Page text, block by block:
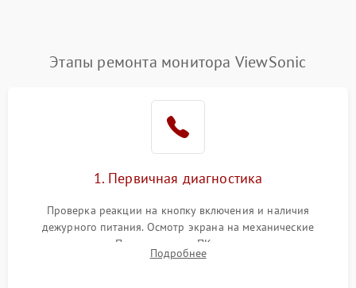
Этапы ремонта монитора ViewSonic
1. Первичная диагностика
Проверка реакции на кнопку включения и наличия
дежурного питания. Осмотр экрана на механические
повреждения. Подключение к ПК для оценки вывода
изображения, работы подсветки и выявления артефактов на
Подробнее